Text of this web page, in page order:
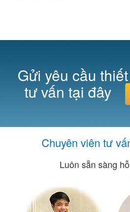
Gửi yêu cầu
tư vấn tại đây
Chuyên viên tư
Luôn sẵn sàng